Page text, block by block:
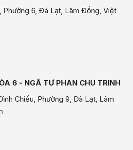
Phường 6, Đà Lạt, Lâm Đồng, Việt
6 - NGÃ TƯ PHAN CHU TRINH
Chiểu, Phường 9, Đà Lạt, Lâm